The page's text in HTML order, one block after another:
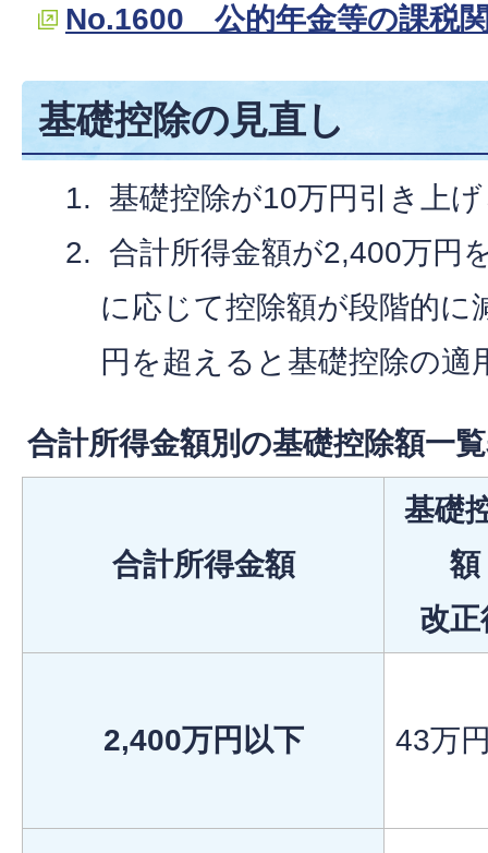
No.1600 公的年金等の課税
基礎控除の見直し
基礎控除が10万円引き上
合計所得金額が2,400万円
に応じて控除額が段階的に
円を超えると基礎控除の
合計所得金額別の基礎控除額一
合計所得金額
基礎
額
改正
2,400万円以下 43万